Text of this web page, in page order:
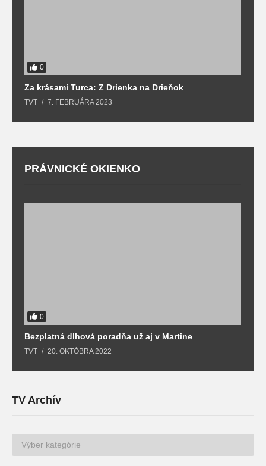
0
Za krásami Turca: Z Drienka na Drieňok
TVT 7. FEBRUÁRA 2023
PRÁVNICKÉ OKIENKO
0
Bezplatná dlhová poradňa už aj v Martine
TVT 20. OKTÓBRA 2022
TV Archív
TV
Archív